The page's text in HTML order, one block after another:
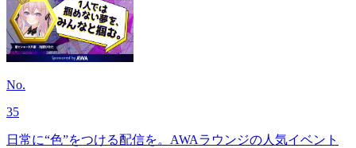
No.
35
日常に“色”をつける配信を。AWAラウンジの人気イベント